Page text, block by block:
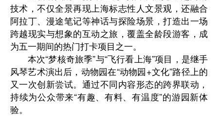
技术，不仅全景再现上海标志性人文景观，还融合
阿拉丁、漫途笔记等神话与探险场景，打造出一场
跨越现实与想象的互动之旅，覆盖全龄段游客，成
为五一期间的热门打卡项目之一。
本次“梦核奇旅季”与“飞行看上海”项目，是继手
风琴艺术演出后，动物园在“动物园+文化”路径上的
又一次创新尝试。通过不同内容形态的跨界联动，
持续为公众带来“有趣、有料、有温度”的游园新体
验。